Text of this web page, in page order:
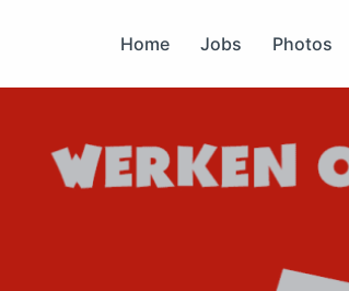
Home Jobs Photos